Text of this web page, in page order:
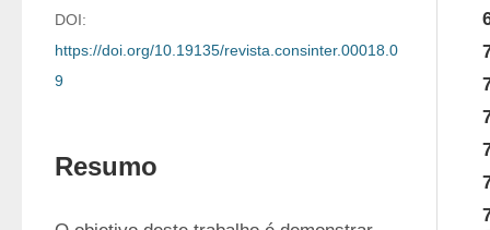
DOI:
https://doi.org/10.19135/revista.consinter.00018.0
9
Resumo